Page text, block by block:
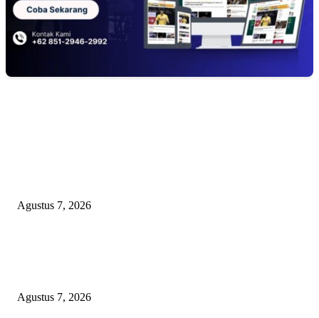
Agustus 7, 2026
Agustus 7, 2026